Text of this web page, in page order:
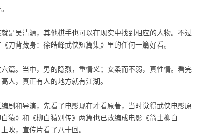
是吴清源，其他棋手也可以在现实中找到相应的人物。不过
刀背藏身：徐皓峰武侠短篇集》里的任何一篇好看。
篇。当中，男的隐烈，重情义；女柔而不弱，真性情。看完
人，真正有人的地方就有江湖。
剧和导演，先看了电影现在才看原著，当时觉得武侠电影原
猿》和《柳白猿别传》两篇也已改编成电影《箭士柳白
映，宣传片看了八十回。